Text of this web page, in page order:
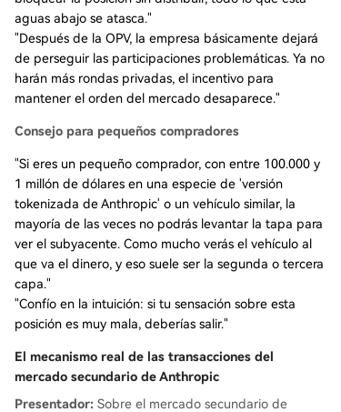
aguas abajo se atasca."
"Después de la OPV, la empresa básicamente dejará
de perseguir las participaciones problemáticas. Ya no
harán más rondas privadas, el incentivo para
mantener el orden del mercado desaparece."
Consejo para pequeños compradores
"Si eres un pequeño comprador, con entre 100.000 y
1 millón de dólares en una especie de 'versión
tokenizada de Anthropic' o un vehículo similar, la
mayoría de las veces no podrás levantar la tapa para
ver el subyacente. Como mucho verás el vehículo al
que va el dinero, y eso suele ser la segunda o tercera
capa."
"Confío en la intuición: si tu sensación sobre esta
posición es muy mala, deberías salir."
El mecanismo real de las transacciones del
mercado secundario de Anthropic
Presentador: Sobre el mercado secundario de